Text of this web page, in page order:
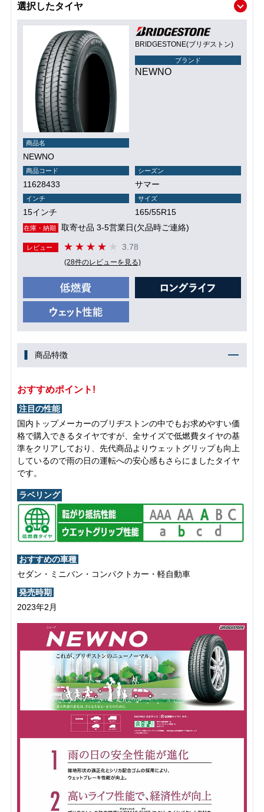
選択したタイヤ
BRIDGESTONE(ブリヂストン)
ブランド
NEWNO
商品名
NEWNO
商品コード
11628433
シーズン
サマー
インチ
15インチ
サイズ
165/55R15
在庫・納期 取寄せ品 3-5営業日(欠品時ご連絡)
レビュー 3.78
(28件のレビューを見る)
商品特徴
おすすめポイント!
注目の性能
国内トップメーカーのブリヂストンの中でもお求めやすい価
格で購入できるタイヤですが、全サイズで低燃費タイヤの基
準をクリアしており、先代商品よりウェットグリップも向上
しているので雨の日の運転への安心感もさらにましたタイヤ
です。
ラベリング
おすすめの車種
セダン・ミニバン・コンパクトカー・軽自動車
発売時期
2023年2月